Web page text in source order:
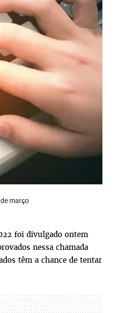
março
foi divulgado ontem
nessachamada
têm a chance de tentar